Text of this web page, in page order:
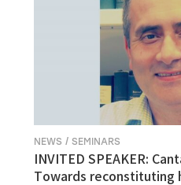
NEWS / SEMINARS
INVITED SPEAKER:
Towards reconstituting